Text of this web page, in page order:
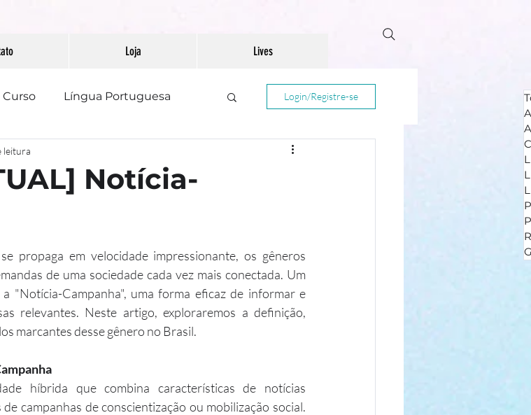
Loja Lives
Curso Língua Portuguesa Login/Registre-se
Notícia-
leitura
propaga em velocidade impressionante, os gêneros
de uma sociedade cada vez mais conectada. Um
"Notícia-Campanha", uma forma eficaz de informar e
relevantes. Neste artigo, exploraremos a definição,
marcantes desse gênero no Brasil.
híbrida que combina características de notícias
campanhas de conscientização ou mobilização social.